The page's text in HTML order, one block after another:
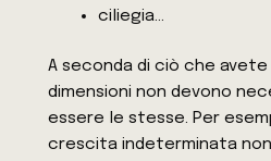
ciliegia…
A seconda di ciò che avete
dimensioni non devono
essere le stesse. Per
crescita indeterminata